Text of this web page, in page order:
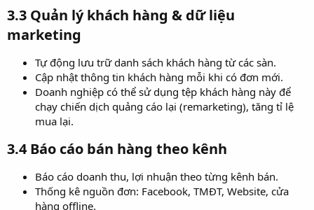
3.3 Quản lý khách hàng & dữ liệu
marketing​
Tự động lưu trữ danh sách khách hàng từ các sàn.
Cập nhật thông tin khách hàng mỗi khi có đơn mới.
Doanh nghiệp có thể sử dụng tệp khách hàng này để
chạy chiến dịch quảng cáo lại (remarketing), tăng tỉ lệ
mua lại.
3.4 Báo cáo bán hàng theo kênh​
Báo cáo doanh thu, lợi nhuận theo từng kênh bán.
Thống kê nguồn đơn: Facebook, TMĐT, Website, cửa
hàng offline.